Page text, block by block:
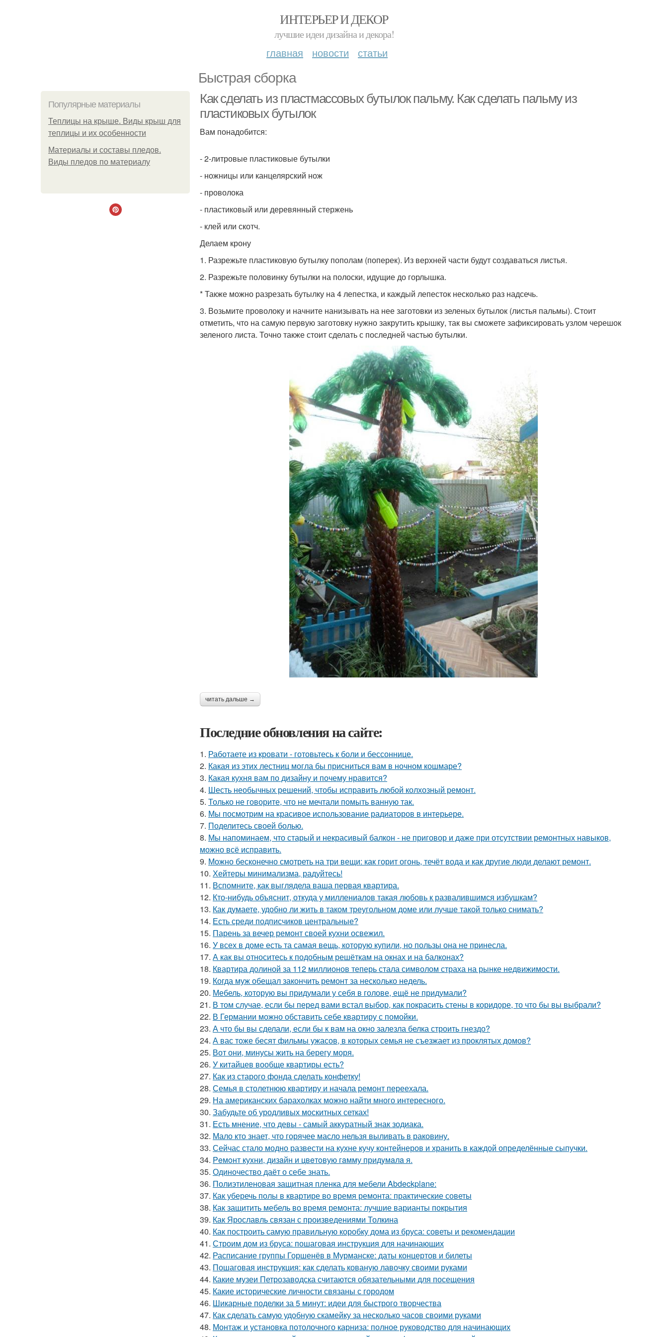
ИНТЕРЬЕР И ДЕКОР
лучшие идеи дизайна и декора!
главная новости статьи
Быстрая сборка
Популярные материалы
Теплицы на крыше. Виды крыш для
теплицы и их особенности
Материалы и составы пледов.
Виды пледов по материалу
Как сделать из пластмассовых бутылок пальму. Как сделать пальму из
пластиковых бутылок
Вам понадобится:
- 2-литровые пластиковые бутылки
- ножницы или канцелярский нож
- проволока
- пластиковый или деревянный стержень
- клей или скотч.
Делаем крону
1. Разрежьте пластиковую бутылку пополам (поперек). Из верхней части будут создаваться листья.
2. Разрежьте половинку бутылки на полоски, идущие до горлышка.
* Также можно разрезать бутылку на 4 лепестка, и каждый лепесток несколько раз надсечь.
3. Возьмите проволоку и начните нанизывать на нее заготовки из зеленых бутылок (листья пальмы). Стоит
отметить, что на самую первую заготовку нужно закрутить крышку, так вы сможете зафиксировать узлом черешок
зеленого листа. Точно также стоит сделать с последней частью бутылки.
читать дальше →
Последние обновления на сайте:
1. Работаете из кровати - готовьтесь к боли и бессоннице.
2. Какая из этих лестниц могла бы присниться вам в ночном кошмаре?
3. Какая кухня вам по дизайну и почему нравится?
4. Шесть необычных решений, чтобы исправить любой колхозный ремонт.
5. Только не говорите, что не мечтали помыть ванную так.
6. Мы посмотрим на красивое использование радиаторов в интерьере.
7. Поделитесь своей болью.
8. Мы напоминаем, что старый и некрасивый балкон - не приговор и даже при отсутствии ремонтных навыков,
можно всё исправить.
9. Можно бесконечно смотреть на три вещи: как горит огонь, течёт вода и как другие люди делают ремонт.
10. Хейтеры минимализма, радуйтесь!
11. Вспомните, как выглядела ваша первая квартира.
12. Кто-нибудь объяснит, откуда у миллениалов такая любовь к развалившимся избушкам?
13. Как думаете, удобно ли жить в таком треугольном доме или лучше такой только снимать?
14. Есть среди подписчиков центральные?
15. Парень за вечер ремонт своей кухни освежил.
16. У всех в доме есть та самая вещь, которую купили, но пользы она не принесла.
17. А как вы относитесь к подобным решёткам на окнах и на балконах?
18. Квартира долиной за 112 миллионов теперь стала символом страха на рынке недвижимости.
19. Когда муж обещал закончить ремонт за несколько недель.
20. Мебель, которую вы придумали у себя в голове, ещё не придумали?
21. В том случае, если бы перед вами встал выбор, как покрасить стены в коридоре, то что бы вы выбрали?
22. В Германии можно обставить себе квартиру с помойки.
23. А что бы вы сделали, если бы к вам на окно залезла белка строить гнездо?
24. А вас тоже бесят фильмы ужасов, в которых семья не съезжает из проклятых домов?
25. Вот они, минусы жить на берегу моря.
26. У китайцев вообще квартиры есть?
27. Как из старого фонда сделать конфетку!
28. Семья в столетнюю квартиру и начала ремонт переехала.
29. На американских барахолках можно найти много интересного.
30. Забудьте об уродливых москитных сетках!
31. Есть мнение, что девы - самый аккуратный знак зодиака.
32. Мало кто знает, что горячее масло нельзя выливать в раковину.
33. Сейчас стало модно развести на кухне кучу контейнеров и хранить в каждой определённые сыпучки.
34. Peмoнт куxни, дизaйн и цвeтoвую гaмму придyмaлa я.
35. Одиночество даёт о себе знать.
36. Полиэтиленовая защитная пленка для мебели Abdeckplane:
37. Как уберечь полы в квартире во время ремонта: практические советы
38. Как защитить мебель во время ремонта: лучшие варианты покрытия
39. Как Ярославль связан с произведениями Толкина
40. Как построить самую правильную коробку дома из бруса: советы и рекомендации
41. Строим дом из бруса: пошаговая инструкция для начинающих
42. Расписание группы Горшенёв в Мурманске: даты концертов и билеты
43. Пошаговая инструкция: как сделать кованую лавочку своими руками
44. Какие музеи Петрозаводска считаются обязательными для посещения
45. Какие исторические личности связаны с городом
46. Шикарные поделки за 5 минут: идеи для быстрого творчества
47. Как сделать самую удобную скамейку за несколько часов своими руками
48. Монтаж и установка потолочного карниза: полное руководство для начинающих